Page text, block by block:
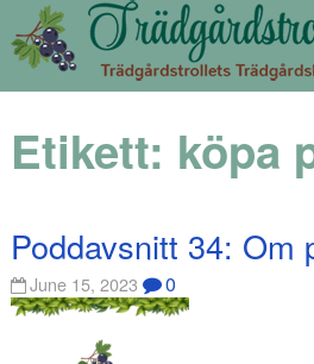
Etikett: köpa
Poddavsnitt 34: Om
June 15, 2023 0